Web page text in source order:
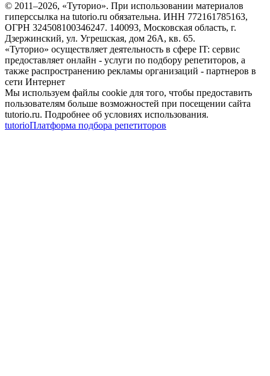
© 2011–2026, «Туторио». При использовании материалов
гиперссылка на tutorio.ru обязательна. ИНН 772161785163,
ОГРН 324508100346247. 140093, Московская область, г.
Дзержинский, ул. Угрешская, дом 26А, кв. 65.
«Туторио» осуществляет деятельность в сфере IT: сервис
предоставляет онлайн - услуги по подбору репетиторов, а
также распространению рекламы организаций - партнеров в
сети Интернет
Мы используем файлы cookie для того, чтобы предоставить
пользователям больше возможностей при посещении сайта
tutorio.ru. Подробнее об условиях использования.
tutorioПлатформа подбора репетиторов